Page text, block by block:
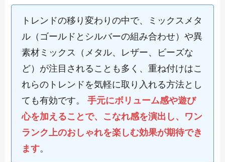
トレンドの移り変わりの中で、ミックスメタ
ル（ゴールドとシルバーの組み合わせ）や異
素材ミックス（メタル、レザー、ビーズな
ど）が注目されることも多く、重ね付けはこ
れらのトレンドを気軽に取り入れる方法とし
ても有効です。手元にボリューム感や遊び
心を加えることで、こなれ感を演出し、ワン
ランク上のおしゃれを楽しむ効果が期待でき
ます。